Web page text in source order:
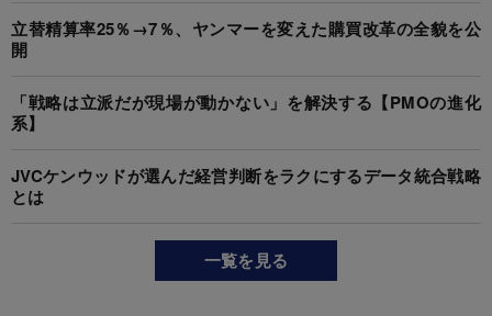
立替精算率25％→7％、ヤンマーを変えた購買改革の全貌を公
開
「戦略は立派だが現場が動かない」を解決する【PMOの進化
系】
JVCケンウッドが選んだ経営判断をラクにするデータ統合戦略
とは
一覧を見る